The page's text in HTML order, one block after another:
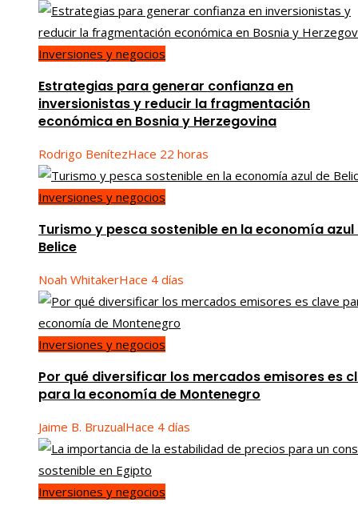
Inversiones y negocios
Estrategias para generar confianza en
inversionistas y reducir la fragmentación
económica en Bosnia y Herzegovina
Rodrigo BenítezHace 22 horas
Inversiones y negocios
Turismo y pesca sostenible en la economía azul
Belice
Noah WhitakerHace 4 días
Inversiones y negocios
Por qué diversificar los mercados emisores es
para la economía de Montenegro
Jaime B. BruzualHace 4 días
Inversiones y negocios